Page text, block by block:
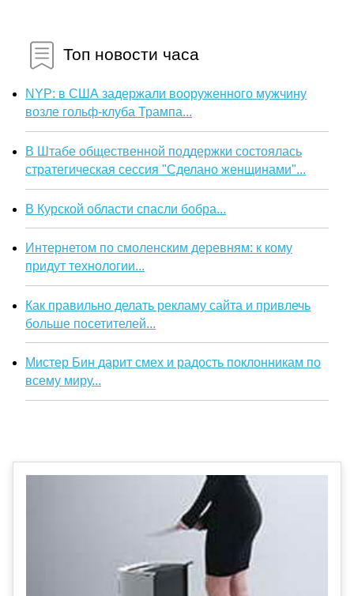
Топ новости часа
NYP: в США задержали вооруженного мужчину
возле гольф-клуба Трампа...
В Штабе общественной поддержки состоялась
стратегическая сессия "Сделано женщинами"...
В Курской области спасли бобра...
Интернетом по смоленским деревням: к кому
придут технологии...
Как правильно делать рекламу сайта и привлечь
больше посетителей...
Мистер Бин дарит смех и радость поклонникам по
всему миру...